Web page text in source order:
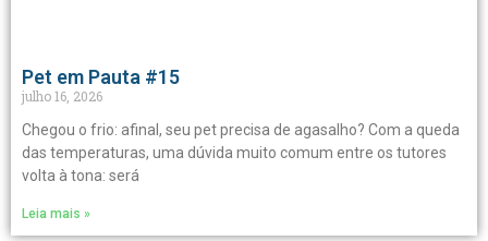
Pet em Pauta #15
julho 16, 2026
Chegou o frio: afinal, seu pet precisa de agasalho? Com a queda
das temperaturas, uma dúvida muito comum entre os tutores
volta à tona: será
Leia mais »